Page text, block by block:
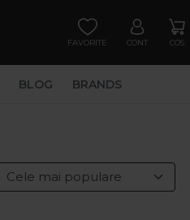
FAVORITE CONT COS
BLOG BRANDS